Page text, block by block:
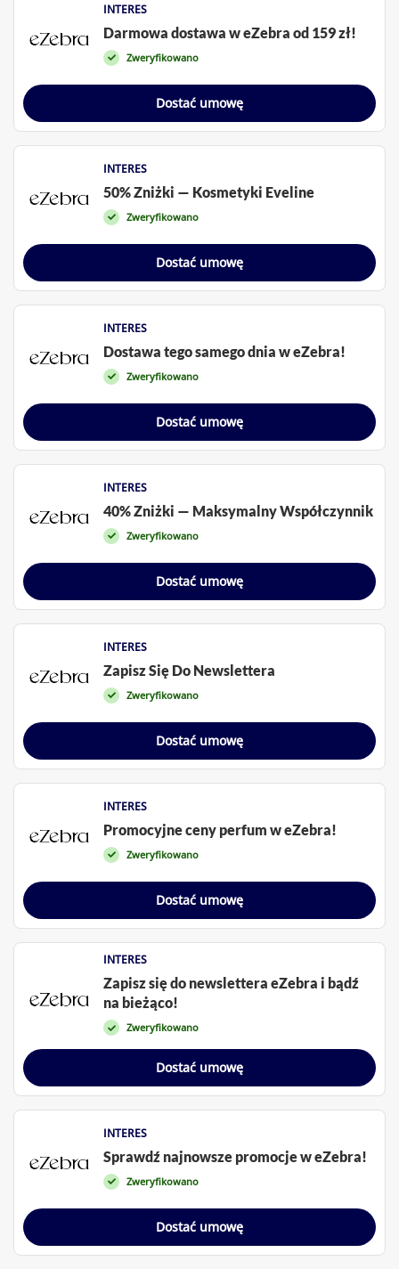
INTERES
Darmowa dostawa w eZebra od 159 zł!
Zweryfikowano
Dostać umowę
INTERES
50% Zniżki — Kosmetyki Eveline
Zweryfikowano
Dostać umowę
INTERES
Dostawa tego samego dnia w eZebra!
Zweryfikowano
Dostać umowę
INTERES
40% Zniżki — Maksymalny Współczynnik
Zweryfikowano
Dostać umowę
INTERES
Zapisz Się Do Newslettera
Zweryfikowano
Dostać umowę
INTERES
Promocyjne ceny perfum w eZebra!
Zweryfikowano
Dostać umowę
INTERES
Zapisz się do newslettera eZebra i bądź
na bieżąco!
Zweryfikowano
Dostać umowę
INTERES
Sprawdź najnowsze promocje w eZebra!
Zweryfikowano
Dostać umowę